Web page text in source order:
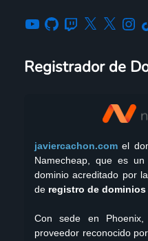
Registrador de
javiercachon.com el
Namecheap, que es
dominio acreditado por
de registro de
Con sede en
proveedor reconocido